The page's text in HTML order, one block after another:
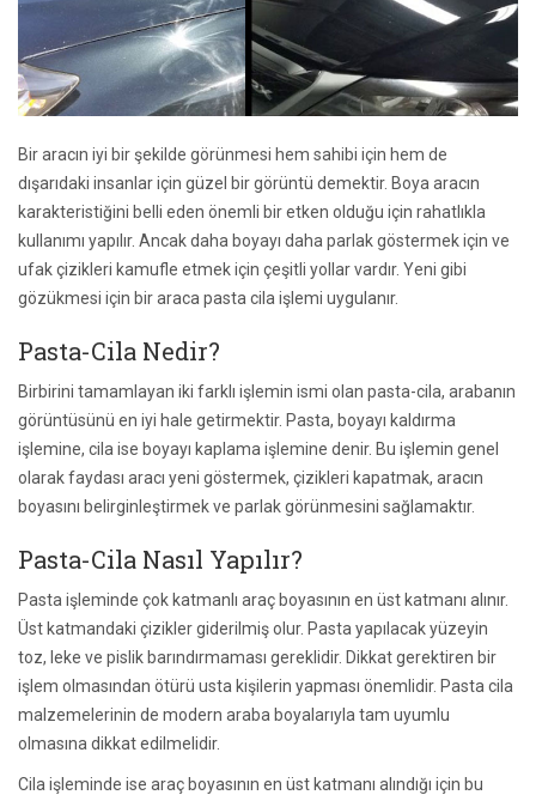
Bir aracın iyi bir şekilde görünmesi hem sahibi için hem de
dışarıdaki insanlar için güzel bir görüntü demektir. Boya aracın
karakteristiğini belli eden önemli bir etken olduğu için rahatlıkla
kullanımı yapılır. Ancak daha boyayı daha parlak göstermek için ve
ufak çizikleri kamufle etmek için çeşitli yollar vardır. Yeni gibi
gözükmesi için bir araca pasta cila işlemi uygulanır.
Pasta-Cila Nedir?
Birbirini tamamlayan iki farklı işlemin ismi olan pasta-cila, arabanın
görüntüsünü en iyi hale getirmektir. Pasta, boyayı kaldırma
işlemine, cila ise boyayı kaplama işlemine denir. Bu işlemin genel
olarak faydası aracı yeni göstermek, çizikleri kapatmak, aracın
boyasını belirginleştirmek ve parlak görünmesini sağlamaktır.
Pasta-Cila Nasıl Yapılır?
Pasta işleminde çok katmanlı araç boyasının en üst katmanı alınır.
Üst katmandaki çizikler giderilmiş olur. Pasta yapılacak yüzeyin
toz, leke ve pislik barındırmaması gereklidir. Dikkat gerektiren bir
işlem olmasından ötürü usta kişilerin yapması önemlidir. Pasta cila
malzemelerinin de modern araba boyalarıyla tam uyumlu
olmasına dikkat edilmelidir.
Cila işleminde ise araç boyasının en üst katmanı alındığı için bu